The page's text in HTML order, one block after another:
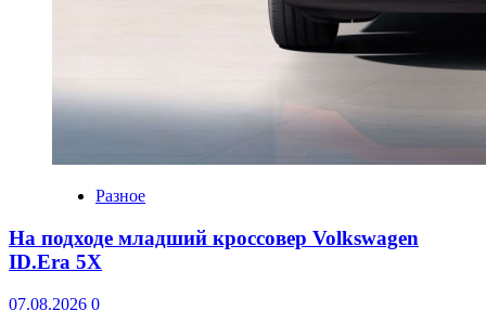
Разное
На подходе младший кроссовер Volkswagen
ID.Era 5X
07.08.2026 0